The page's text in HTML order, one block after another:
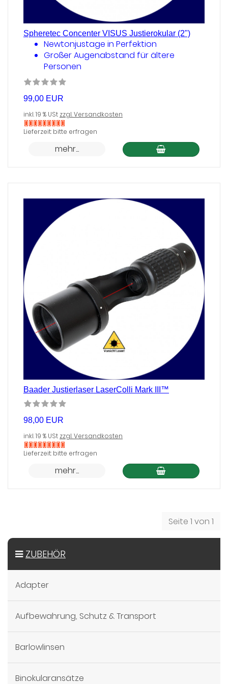
Spheretec Concenter VISUS Justierokular (2")
Newtonjustage in Perfektion
Großer Augenabstand für ältere
Personen
99,00 EUR
inkl. 19 % USt zzgl. Versandkosten
Nicht
Lieferzeit: bitte erfragen
mehr...
Baader Justierlaser LaserColli Mark III™
98,00 EUR
inkl. 19 % USt zzgl. Versandkosten
Nicht
Lieferzeit: bitte erfragen
mehr...
Seite 1 von 1
ZUBEHÖR
Adapter
Aufbewahrung, Schutz & Transport
Barlowlinsen
Binokularansätze